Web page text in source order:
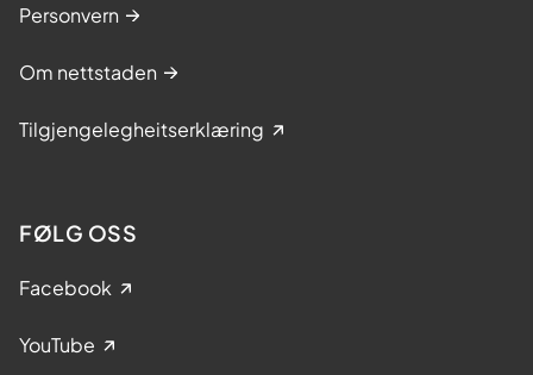
Personvern
Om nettstaden
Tilgjengelegheitserklæring
FØLG OSS
Facebook
YouTube